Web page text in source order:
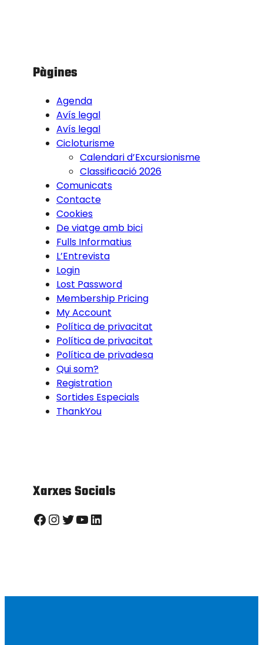
Pàgines
Agenda
Avís legal
Avís legal
Cicloturisme
Calendari d’Excursionisme
Classificació 2026
Comunicats
Contacte
Cookies
De viatge amb bici
Fulls Informatius
L’Entrevista
Login
Lost Password
Membership Pricing
My Account
Política de privacitat
Política de privacitat
Política de privadesa
Qui som?
Registration
Sortides Especials
ThankYou
Xarxes Socials
Facebook InstagramTwitter YouTube LinkedIn